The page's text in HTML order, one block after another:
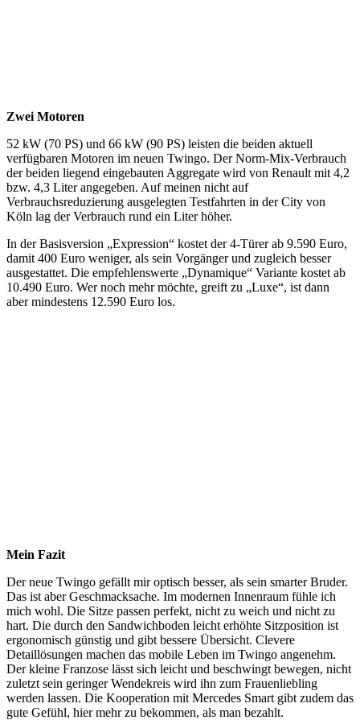
Zwei Motoren
52 kW (70 PS) und 66 kW (90 PS) leisten die beiden aktuell
verfügbaren Motoren im neuen Twingo. Der Norm-Mix-Verbrauch
der beiden liegend eingebauten Aggregate wird von Renault mit 4,2
bzw. 4,3 Liter angegeben. Auf meinen nicht auf
Verbrauchsreduzierung ausgelegten Testfahrten in der City von
Köln lag der Verbrauch rund ein Liter höher.
In der Basisversion „Expression“ kostet der 4-Türer ab 9.590 Euro,
damit 400 Euro weniger, als sein Vorgänger und zugleich besser
ausgestattet. Die empfehlenswerte „Dynamique“ Variante kostet ab
10.490 Euro. Wer noch mehr möchte, greift zu „Luxe“, ist dann
aber mindestens 12.590 Euro los.
Mein Fazit
Der neue Twingo gefällt mir optisch besser, als sein smarter Bruder.
Das ist aber Geschmacksache. Im modernen Innenraum fühle ich
mich wohl. Die Sitze passen perfekt, nicht zu weich und nicht zu
hart. Die durch den Sandwichboden leicht erhöhte Sitzposition ist
ergonomisch günstig und gibt bessere Übersicht. Clevere
Detaillösungen machen das mobile Leben im Twingo angenehm.
Der kleine Franzose lässt sich leicht und beschwingt bewegen, nicht
zuletzt sein geringer Wendekreis wird ihn zum Frauenliebling
werden lassen. Die Kooperation mit Mercedes Smart gibt zudem das
gute Gefühl, hier mehr zu bekommen, als man bezahlt.